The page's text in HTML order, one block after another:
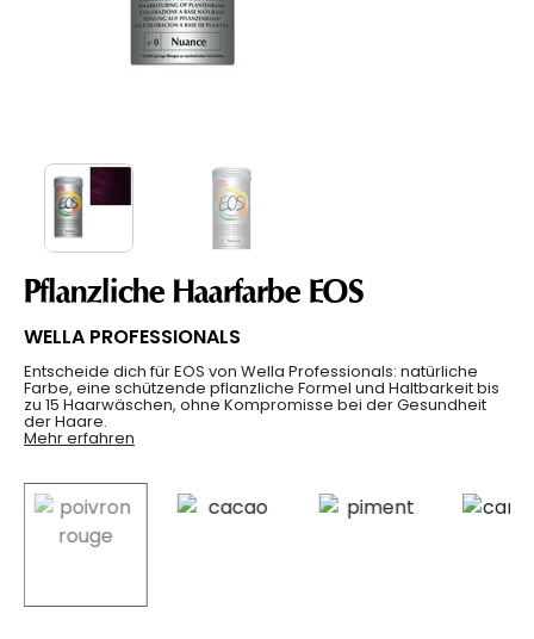
Pflanzliche Haarfarbe EOS
WELLA PROFESSIONALS
Entscheide dich für EOS von Wella Professionals: natürliche
Farbe, eine schützende pflanzliche Formel und Haltbarkeit bis
zu 15 Haarwäschen, ohne Kompromisse bei der Gesundheit
der Haare.
Mehr erfahren
selected